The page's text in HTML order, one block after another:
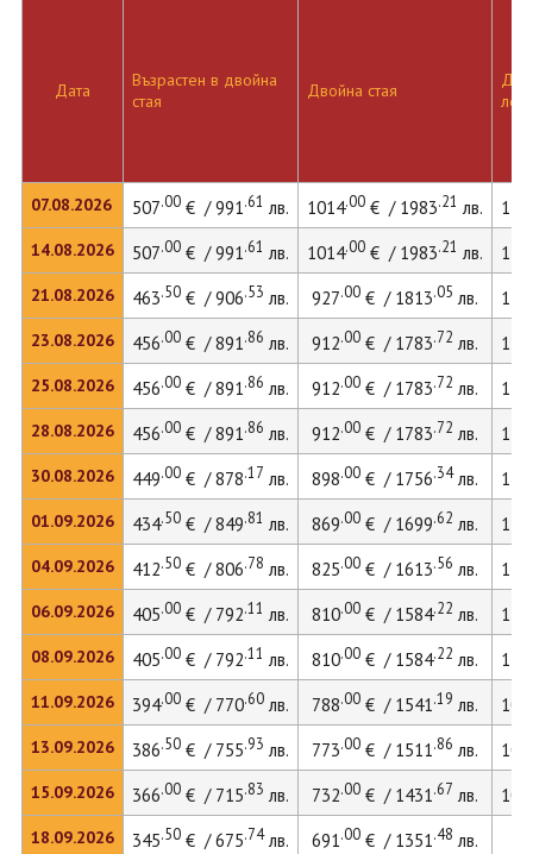
Дата
07.08.2026
14.08.2026
21.08.2026
23.08.2026
25.08.2026
28.08.2026
30.08.2026
01.09.2026
04.09.2026
06.09.2026
08.09.2026
11.09.2026
13.09.2026
15.09.2026
18.09.2026
Възрастен в двойна
стая
Двойна стая
507.00€ / 991.61 лв. 1014.00€ / 1983.21 лв.
507.00€ / 991.61 лв. 1014.00€ / 1983.21 лв.
463.50€ / 906.53 лв. 927.00€ / 1813.05 лв.
456.00€ / 891.86 лв. 912.00€ / 1783.72 лв.
456.00€ / 891.86 лв. 912.00€ / 1783.72 лв.
456.00€ / 891.86 лв. 912.00€ / 1783.72 лв.
449.00€ / 878.17 лв. 898.00€ / 1756.34лв.
434.50€ / 849.81 лв. 869.00€ / 1699.62 лв.
412.50€ / 806.78 лв. 825.00€ / 1613.56 лв.
405.00€ / 792.11 лв. 810.00€ / 1584.22 лв.
405.00€ / 792.11 лв. 810.00€ / 1584.22 лв.
394.00€ / 770.60лв. 788.00€ / 1541.19 лв.
386.50€ / 755.93 лв. 773.00€ / 1511.86 лв.
366.00€ / 715.83 лв. 732.00€ / 1431.67 лв.
345.50€ / 675.74лв. 691.00€ / 1351.48 лв.